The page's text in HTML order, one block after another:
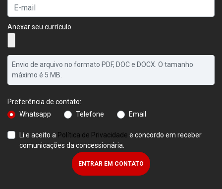
Anexar seu currículo
Envio de arquivo no formato PDF, DOC e DOCX. O tamanho
máximo é 5 MB.
Preferência de contato:
Whatsapp
Telefone Email
Li e aceito a Política de Privacidade e concordo em receber
comunicações da concessionária.
ENTRAR EM CONTATO